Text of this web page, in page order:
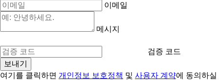
이메일
메시지
검증 코드
여기를 클릭하면 개인정보 보호정책 및 사용자 계약에 동의하실